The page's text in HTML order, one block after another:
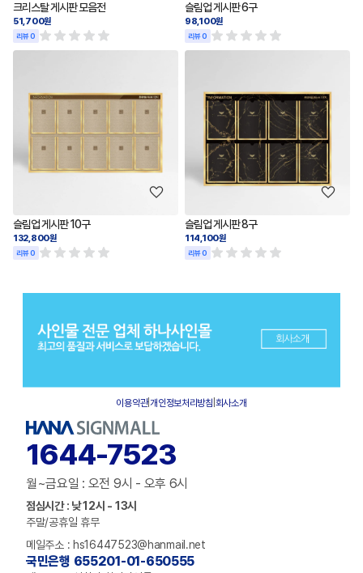
크리스탈 게시판 모음전
51,700원
리뷰 0
슬림업 게시판 6구
98,100원
리뷰 0
슬림업 게시판 10구
132,800원
리뷰 0
슬림업 게시판 8구
114,100원
리뷰 0
이용약관|개인정보처리방침 회사소개
1644-7523
월~금요일 : 오전 9시 - 오후 6시
점심시간 : 낮 12시 - 13시
주말/공휴일 휴무
메일주소 : hs16447523@hanmail.net
국민은행 655201-01-650555